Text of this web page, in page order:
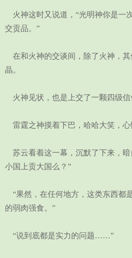
火神这时又说道，“光明神你是一
交贡品。”
在和火神的交谈间，除了火神，
晶。
火神见状，也是上交了一颗四级信
雷霆之神摸着下巴，哈哈大笑，心
苏云看着这一幕，沉默了下来，暗
小国上贡大国么？”
“果然，在任何地方，这类东西都
的弱肉强食。”
“说到底都是实力的问题……”